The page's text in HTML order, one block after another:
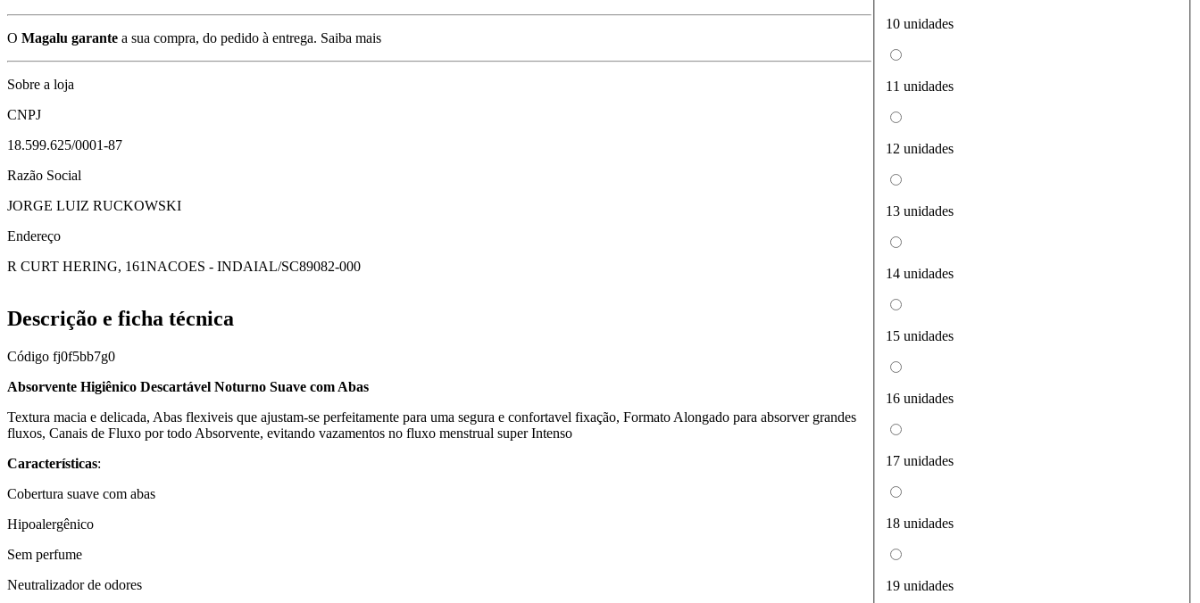
O Magalu garante a sua compra, do pedido à entrega. Saiba mais
Sobre a loja
CNPJ
18.599.625/0001-87
Razão Social
JORGE LUIZ RUCKOWSKI
Endereço
R CURT HERING, 161NACOES - INDAIAL/SC89082-000
10 unidades
11 unidades
12 unidades
13 unidades
14 unidades
15 unidades
16 unidades
17 unidades
18 unidades
19 unidades
Descrição e ficha técnica
Código fj0f5bb7g0
Absorvente Higiênico Descartável Noturno Suave com Abas
Textura macia e delicada, Abas flexiveis que ajustam-se perfeitamente para uma segura e confortavel fixação, Formato Alongado para absorver grandes
fluxos, Canais de Fluxo por todo Absorvente, evitando vazamentos no fluxo menstrual super Intenso
Características:
Cobertura suave com abas
Hipoalergênico
Sem perfume
Neutralizador de odores